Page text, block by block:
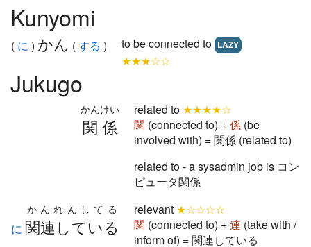
Kunyomi
( に ) かん (する ) to be connected to LAZY
★★★☆☆
Jukugo
関係
かんけい related to ★★★★☆
関 (connected to) +係 (be
involved with) = 関係 (related to)
related to - a sysadmin job is コン
ピュータ関係
に 関連している
かんれんしてる relevant ★☆☆☆☆
関 (connected to) +連 (take with /
inform of) = 関連している